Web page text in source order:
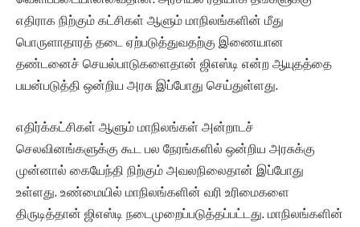
எதிராக நிற்கும் கட்சிகள் ஆளும் மாநிலங்களின் மீது
பொருளாதாரத் தடை ஏற்படுத்துவதற்கு இணையான
தண்டனைச் செயல்பாடுகளைதான் ஜிஎஸ்டி என்ற ஆயுதத்தை
பயன்படுத்தி ஒன்றிய அரசு இப்போது செய்துள்ளது.
எதிர்க்கட்சிகள் ஆளும் மாநிலங்கள் அன்றாடச்
செலவினங்களுக்கு கூட பல நேரங்களில் ஒன்றிய அரசுக்கு
முன்னால் கையேந்தி நிற்கும் அவலநிலைதான் இப்போது
உள்ளது. உண்மையில் மாநிலங்களின் வரி உரிமைகளை
திருடித்தான் ஜிஎஸ்டி நடைமுறைப்படுத்தப்பட்டது. மாநிலங்களின்